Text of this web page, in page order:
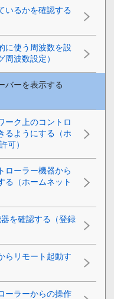
いるかを確認する
に使う周波数を設
波数設定）
バーを表示する
ーク上のコントロ
るようにする（ホ
可）
ローラー機器から
る（ホームネット
を確認する（登録
らリモート起動す
ーラーからの操作